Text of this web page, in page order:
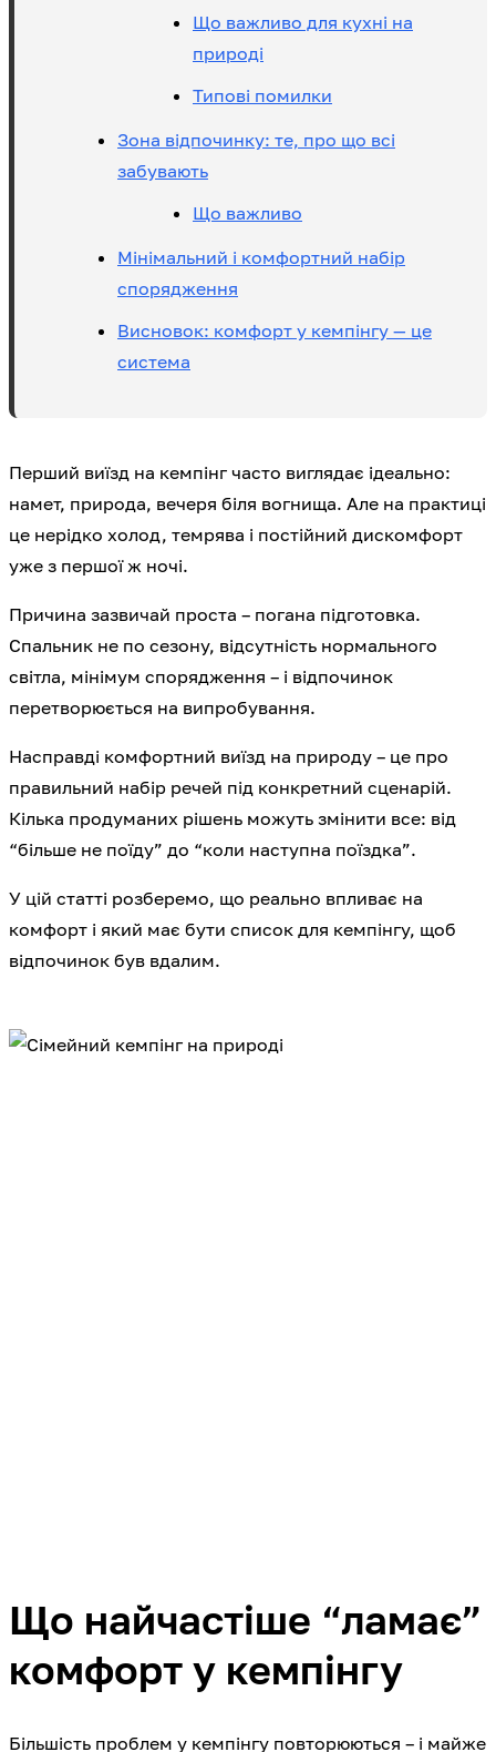
Що важливо для кухні на
природі
Типові помилки
Зона відпочинку: те, про що всі
забувають
Що важливо
Мінімальний і комфортний набір
спорядження
Висновок: комфорт у кемпінгу — це
система
Перший виїзд на кемпінг часто виглядає ідеально:
намет, природа, вечеря біля вогнища. Але на практиці
це нерідко холод, темрява і постійний дискомфорт
уже з першої ж ночі.
Причина зазвичай проста – погана підготовка.
Спальник не по сезону, відсутність нормального
світла, мінімум спорядження – і відпочинок
перетворюється на випробування.
Насправді комфортний виїзд на природу – це про
правильний набір речей під конкретний сценарій.
Кілька продуманих рішень можуть змінити все: від
“більше не поїду” до “коли наступна поїздка”.
У цій статті розберемо, що реально впливає на
комфорт і який має бути список для кемпінгу, щоб
відпочинок був вдалим.
Що найчастіше “ламає”
комфорт у кемпінгу
Більшість проблем у кемпінгу повторюються – і майже